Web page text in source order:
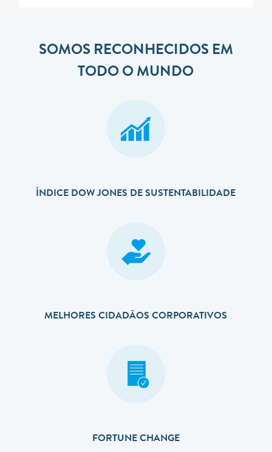
SOMOS RECONHECIDOS EM
TODO O MUNDO
ÍNDICE DOW JONES DE SUSTENTABILIDADE
MELHORES CIDADÃOS CORPORATIVOS
FORTUNE CHANGE